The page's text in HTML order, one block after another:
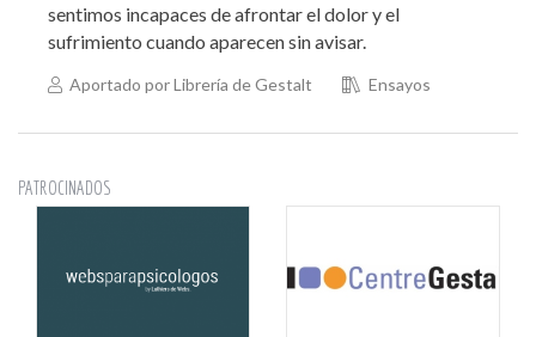
sentimos incapaces de afrontar el dolor y el
sufrimiento cuando aparecen sin avisar.
Aportado por Librería de Gestalt Ensayos
PATROCINADOS